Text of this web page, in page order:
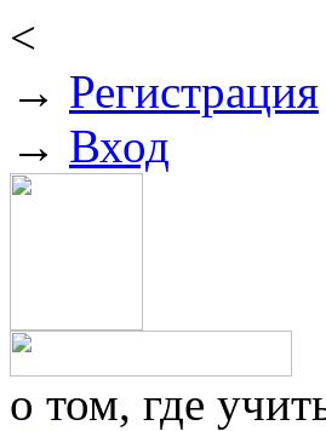
<
→ Регистрация
→ Вход
о том, где